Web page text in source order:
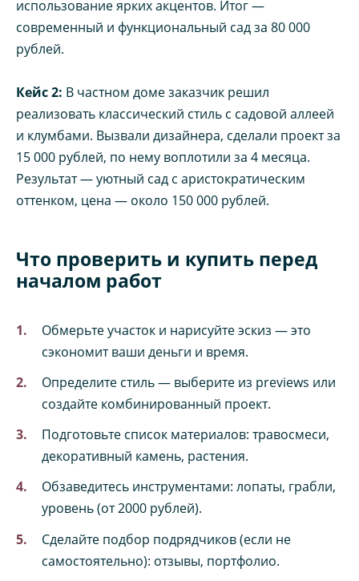
использование ярких акцентов. Итог —
современный и функциональный сад за 80 000
рублей.
Кейс 2: В частном доме заказчик решил
реализовать классический стиль с садовой аллеей
и клумбами. Вызвали дизайнера, сделали проект за
15 000 рублей, по нему воплотили за 4 месяца.
Результат — уютный сад с аристократическим
оттенком, цена — около 150 000 рублей.
Что проверить и купить перед
началом работ
Обмерьте участок и нарисуйте эскиз — это
сэкономит ваши деньги и время.
Определите стиль — выберите из previews или
создайте комбинированный проект.
Подготовьте список материалов: травосмеси,
декоративный камень, растения.
Обзаведитесь инструментами: лопаты, грабли,
уровень (от 2000 рублей).
Сделайте подбор подрядчиков (если не
самостоятельно): отзывы, портфолио.